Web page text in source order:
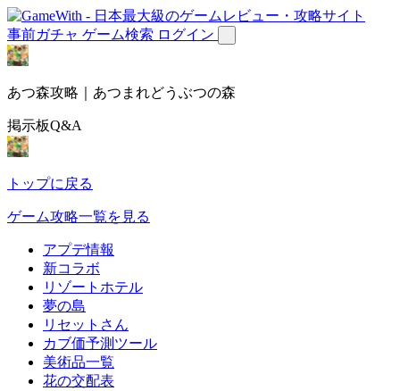
事前ガチャ ゲーム検索 ログイン
あつ森攻略｜あつまれどうぶつの森
掲示板Q&A
トップに戻る
ゲーム攻略一覧を見る
アプデ情報
新コラボ
リゾートホテル
夢の島
リセットさん
カブ価予測ツール
美術品一覧
花の交配表